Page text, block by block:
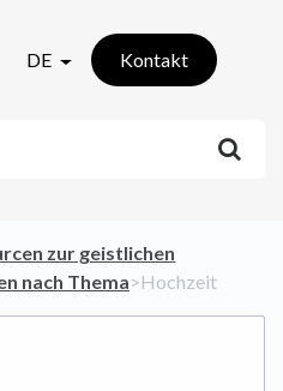
DE Kontakt
zur geistlichen
nach Thema​>​ Hochzeit